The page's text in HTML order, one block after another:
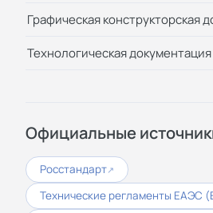
Графическая конструкторская
Технологическая документация
Официальные
Росстандарт↗
Технические регламенты ЕАЭС